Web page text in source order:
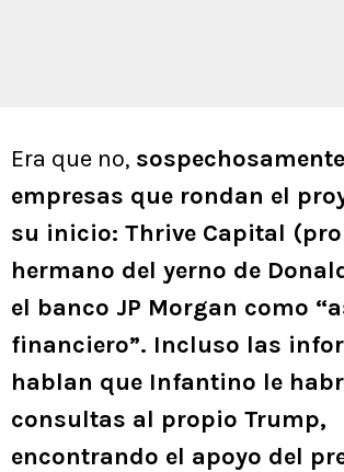
Era que no,
empresas que rondan el
su inicio: Thrive Capital
hermano del yerno de
el banco JP Morgan como
financiero”. Incluso las
hablan que Infantino le
consultas al propio Trump,
encontrando el apoyo del